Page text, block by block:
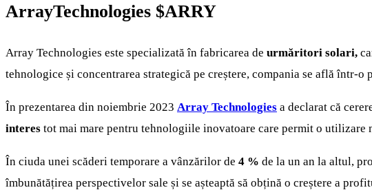
ArrayTechnologies $ARRY
Array Technologies este specializată în fabricarea de urmăritori solari,
tehnologice și concentrarea strategică pe creștere, compania se află într-
În prezentarea din noiembrie 2023 Array Technologies a declarat că
interes tot mai mare pentru tehnologiile inovatoare care permit o
În ciuda unei scăderi temporare a vânzărilor de 4 % de la un an la altul,
îmbunătățirea perspectivelor sale și se așteaptă să obțină o creștere a